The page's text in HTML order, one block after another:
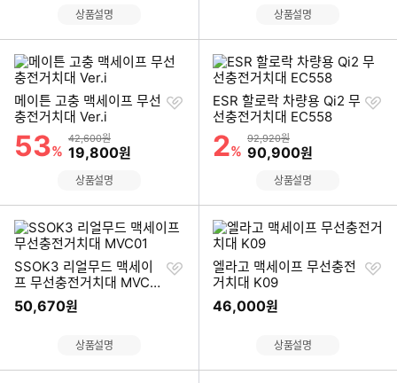
상품설명 상품설명
메이튼 고충 맥세이프 무선
충전거치대 Ver.i
할인률
53%
상품금액
42,600원
할인금액
19,800원
찜
상품설명
ESR 할로락 차량용 Qi2 무
선충전거치대 EC558
할인률
2%
상품금액
92,920원
할인금액
90,900원
찜
상품설명
SSOK3 리얼무드 맥세이
프 무선충전거치대 MVC0
1
50,670원
찜
상품설명
엘라고 맥세이프 무선충전
거치대 K09
46,000원
찜
상품설명